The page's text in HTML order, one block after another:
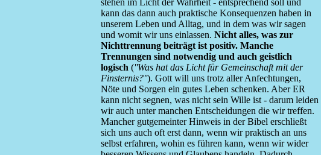
stehen im Licht der Wahrheit - entsprechend soll und
kann das dann auch praktische Konsequenzen haben in
unserem Leben und Alltag, und in dem was wir sagen
und womit wir uns einlassen. Nicht alles, was zur
Nichttrennung beiträgt ist positiv. Manche
Trennungen sind notwendig und auch geistlich
logisch (''Was hat das Licht für Gemeinschaft mit der
Finsternis?''). Gott will uns trotz aller Anfechtungen,
Nöte und Sorgen ein gutes Leben schenken. Aber ER
kann nicht segnen, was nicht sein Wille ist - darum leiden
wir auch unter manchen Entscheidungen die wir treffen.
Mancher gutgemeinter Hinweis in der Bibel erschließt
sich uns auch oft erst dann, wenn wir praktisch an uns
selbst erfahren, wohin es führen kann, wenn wir wider